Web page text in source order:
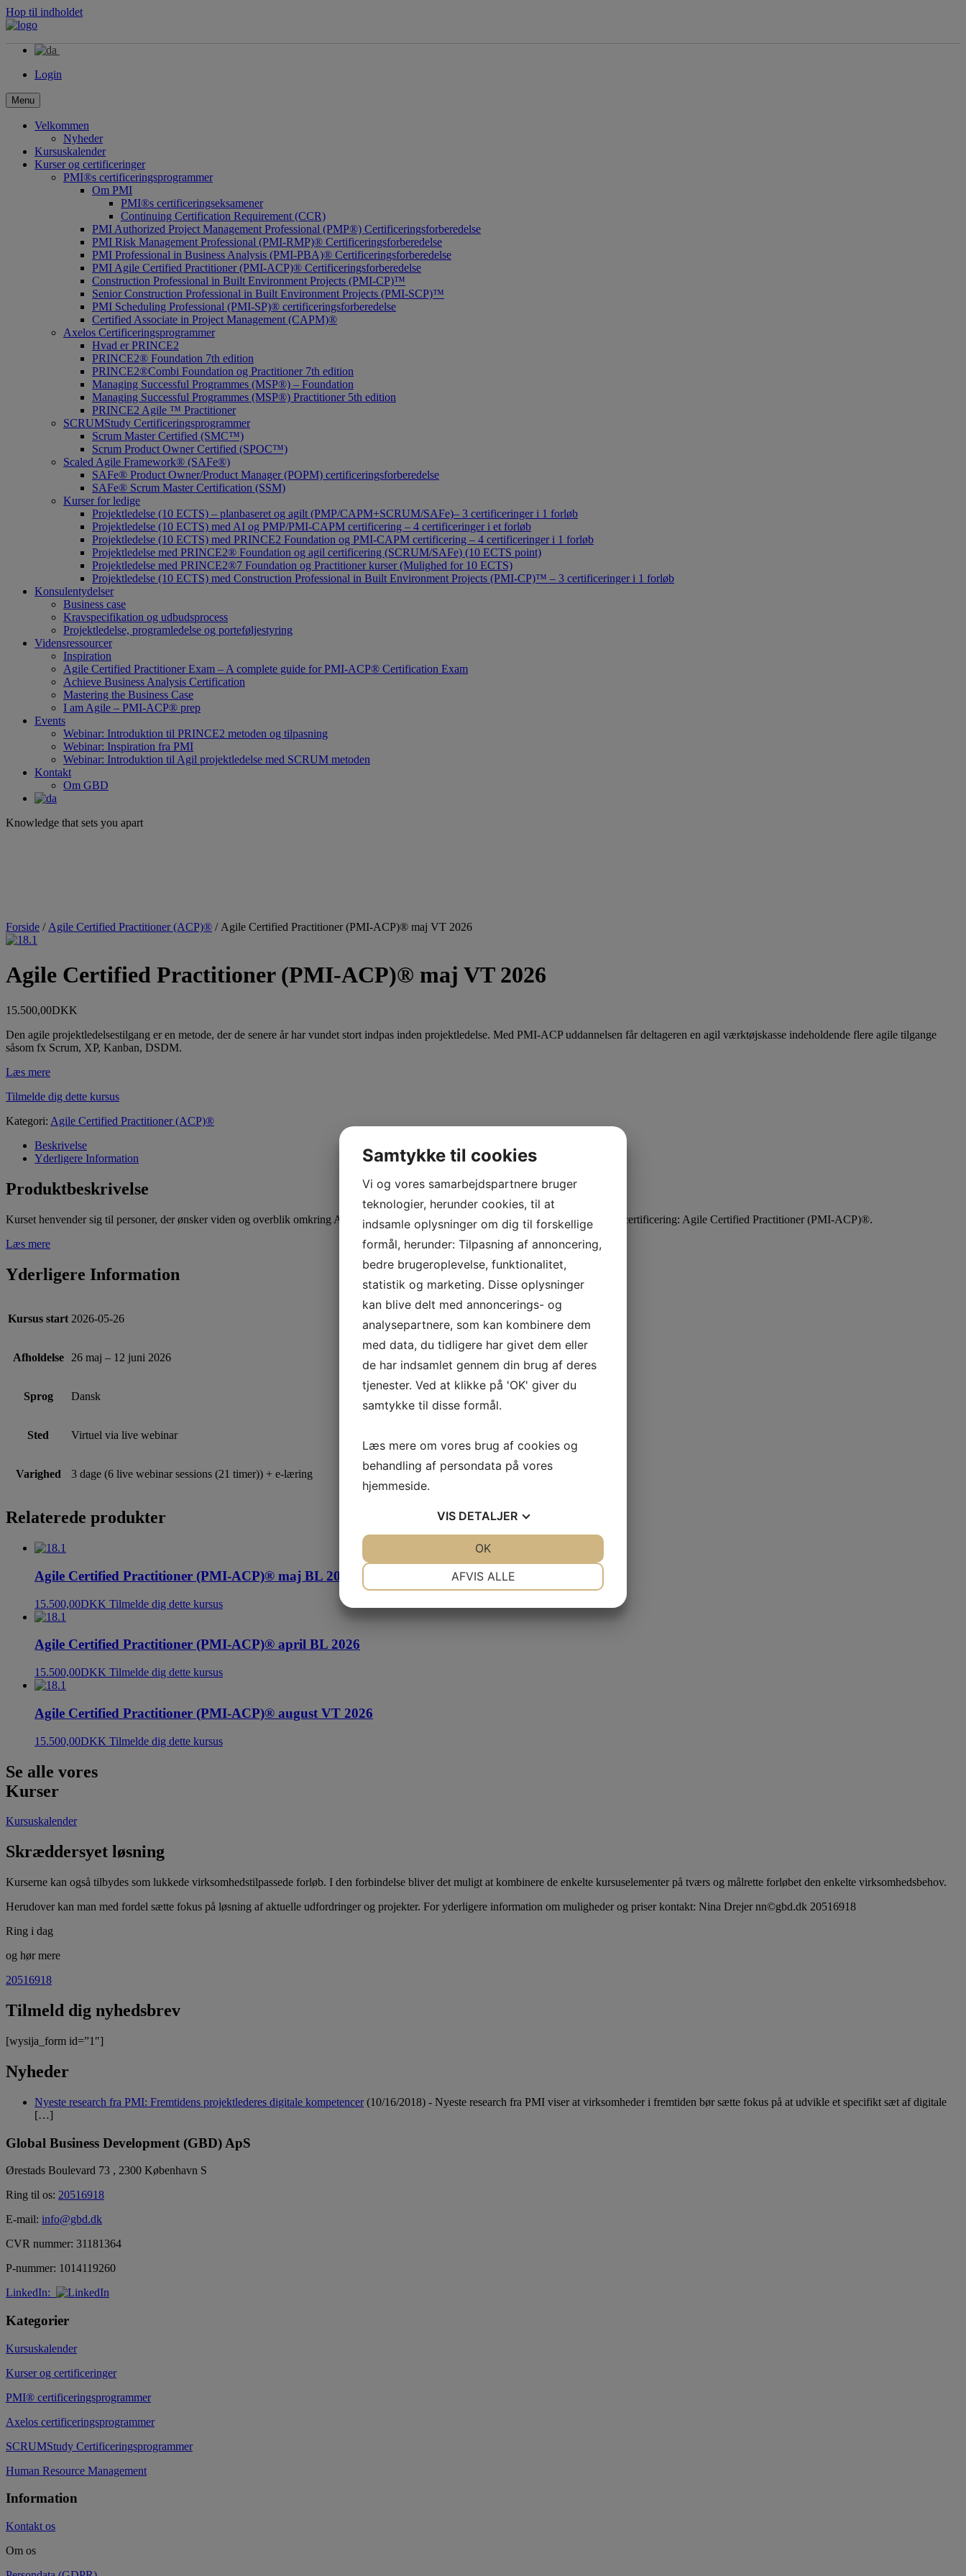
Hop til indholdet
Login
Menu
Velkommen
Nyheder
Kursuskalender
Kurser og certificeringer
PMI®s certificeringsprogrammer
Om PMI
PMI®s certificeringseksamener
Continuing Certification Requirement (CCR)
PMI Authorized Project Management Professional (PMP®) Certificeringsforberedelse
PMI Risk Management Professional (PMI-RMP)® Certificeringsforberedelse
PMI Professional in Business Analysis (PMI-PBA)® Certificeringsforberedelse
PMI Agile Certified Practitioner (PMI-ACP)® Certificeringsforberedelse
Construction Professional in Built Environment Projects (PMI-CP)™
Senior Construction Professional in Built Environment Projects (PMI-SCP)™
PMI Scheduling Professional (PMI-SP)® certificeringsforberedelse
Certified Associate in Project Management (CAPM)®
Axelos Certificeringsprogrammer
Hvad er PRINCE2
PRINCE2® Foundation 7th edition
PRINCE2®Combi Foundation og Practitioner 7th edition
Managing Successful Programmes (MSP®) – Foundation
Managing Successful Programmes (MSP®) Practitioner 5th edition
PRINCE2 Agile ™ Practitioner
SCRUMStudy Certificeringsprogrammer
Scrum Master Certified (SMC™)
Scrum Product Owner Certified (SPOC™)
Scaled Agile Framework® (SAFe®)
SAFe® Product Owner/Product Manager (POPM) certificeringsforberedelse
SAFe® Scrum Master Certification (SSM)
Kurser for ledige
Projektledelse (10 ECTS) – planbaseret og agilt (PMP/CAPM+SCRUM/SAFe)– 3 certificeringer i 1 forløb
Projektledelse (10 ECTS) med AI og PMP/PMI-CAPM certificering – 4 certificeringer i et forløb
Projektledelse (10 ECTS) med PRINCE2 Foundation og PMI-CAPM certificering – 4 certificeringer i 1 forløb
Projektledelse med PRINCE2® Foundation og agil certificering (SCRUM/SAFe) (10 ECTS point)
Projektledelse med PRINCE2®7 Foundation og Practitioner kurser (Mulighed for 10 ECTS)
Projektledelse (10 ECTS) med Construction Professional in Built Environment Projects (PMI-CP)™ – 3 certificeringer i 1 forløb
Konsulentydelser
Business case
Kravspecifikation og udbudsprocess
Projektledelse, programledelse og porteføljestyring
Vidensressourcer
Inspiration
Agile Certified Practitioner Exam – A complete guide for PMI-ACP® Certification Exam
Achieve Business Analysis Certification
Mastering the Business Case
I am Agile – PMI-ACP® prep
Events
Webinar: Introduktion til PRINCE2 metoden og tilpasning
Webinar: Inspiration fra PMI
Webinar: Introduktion til Agil projektledelse med SCRUM metoden
Kontakt
Om GBD
Knowledge that sets you apart
Forside / Agile Certified Practitioner (ACP)® / Agile Certified Practitioner (PMI-ACP)® maj VT 2026
Agile Certified Practitioner (PMI-ACP)® maj VT 2026
15.500,00DKK
Den agile projektledelsestilgang er en metode, der de senere år har vundet stort indpas inden projektledelse. Med PMI-ACP uddannelsen får deltageren en agil værktøjskasse indeholdende flere agile tilgange
såsom fx Scrum, XP, Kanban, DSDM.
Læs mere
Tilmelde dig dette kursus
Kategori: Agile Certified Practitioner (ACP)®
Beskrivelse
Yderligere Information
Produktbeskrivelse
Kurset henvender sig til personer, der ønsker viden og overblik omkring Agil best practice samt at blive klædt på til at kunne bestå PMIs certificering: Agile Certified Practitioner (PMI-ACP)®.
Læs mere
Yderligere Information
Kursus start 2026-05-26
Afholdelse 26 maj – 12 juni 2026
Sprog Dansk
Sted Virtuel via live webinar
Varighed 3 dage (6 live webinar sessions (21 timer)) + e-læring
Relaterede produkter
Agile Certified Practitioner (PMI-ACP)® maj BL 2026
15.500,00DKK Tilmelde dig dette kursus
Agile Certified Practitioner (PMI-ACP)® april BL 2026
15.500,00DKK Tilmelde dig dette kursus
Agile Certified Practitioner (PMI-ACP)® august VT 2026
15.500,00DKK Tilmelde dig dette kursus
Se alle vores
Kurser
Kursuskalender
Skræddersyet løsning
Kurserne kan også tilbydes som lukkede virksomhedstilpassede forløb. I den forbindelse bliver det muligt at kombinere de enkelte kursuselementer på tværs og målrette forløbet den enkelte virksomhedsbehov.
Herudover kan man med fordel sætte fokus på løsning af aktuelle udfordringer og projekter. For yderligere information om muligheder og priser kontakt: Nina Drejer nn©gbd.dk 20516918
Ring i dag
og hør mere
20516918
Tilmeld dig nyhedsbrev
[wysija_form id=”1″]
Nyheder
Nyeste research fra PMI: Fremtidens projektlederes digitale kompetencer (10/16/2018) - Nyeste research fra PMI viser at virksomheder i fremtiden bør sætte fokus på at udvikle et specifikt sæt af digitale
[…]
Global Business Development (GBD) ApS
Ørestads Boulevard 73 , 2300 København S
Ring til os: 20516918
E-mail: info@gbd.dk
CVR nummer: 31181364
P-nummer: 1014119260
LinkedIn:
Kategorier
Kursuskalender
Kurser og certificeringer
PMI® certificeringsprogrammer
Axelos certificeringsprogrammer
SCRUMStudy Certificeringsprogrammer
Human Resource Management
Information
Kontakt os
Om os
Samtykke til cookies
Vi og vores samarbejdspartnere bruger
teknologier, herunder cookies, til at
indsamle oplysninger om dig til forskellige
formål, herunder: Tilpasning af annoncering,
bedre brugeroplevelse, funktionalitet,
statistik og marketing. Disse oplysninger
kan blive delt med annoncerings- og
analysepartnere, som kan kombinere dem
med data, du tidligere har givet dem eller
de har indsamlet gennem din brug af deres
tjenester. Ved at klikke på 'OK' giver du
samtykke til disse formål.
Læs mere om vores brug af cookies og
behandling af persondata på vores
hjemmeside.
VIS DETALJER
AFVIS ALLE
OK